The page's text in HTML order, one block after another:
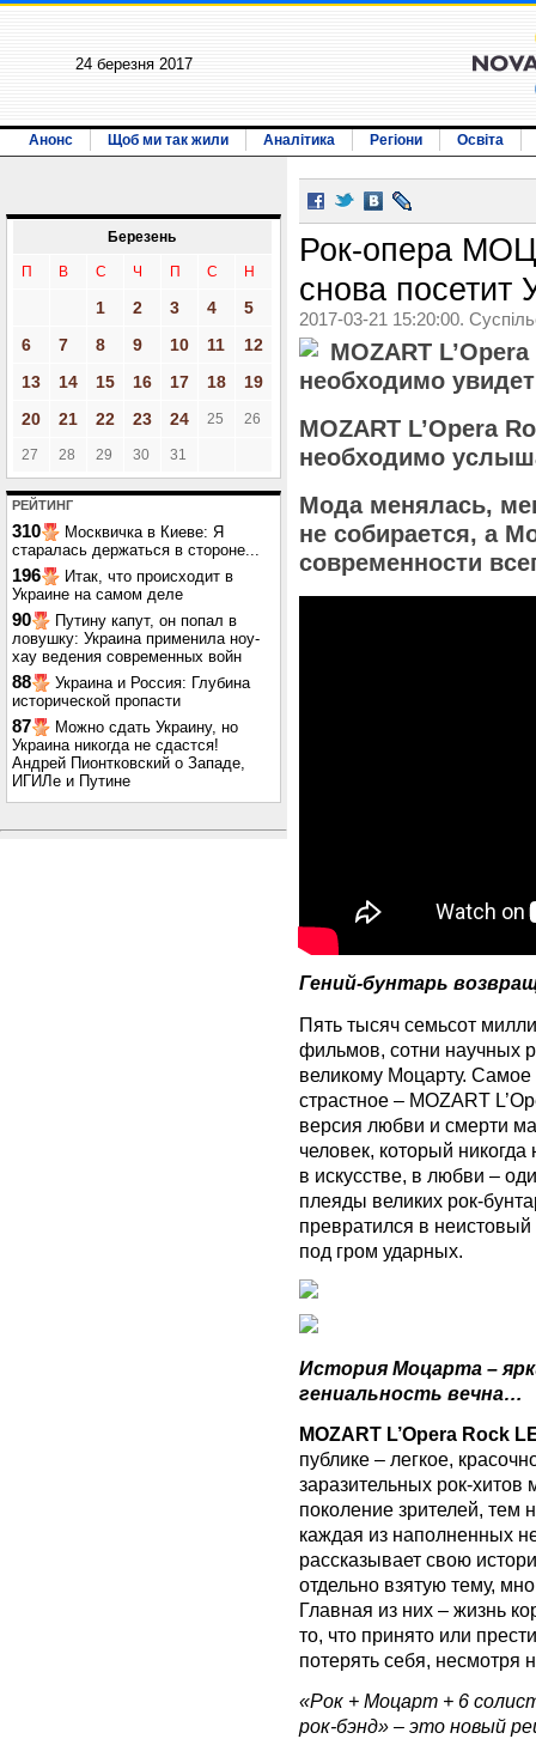
24 березня 2017
Анонс Щоб ми так жили Аналітика Регіони Освіта
Березень
П В С Ч П С Н
1 2 3 4
5
6
7 8 9 10 11
12
13
14 15 16 17 18
19
20
21 22 23 24 25 26
27 28 29 30 31
РЕЙТИНГ
310
Москвичка в Киеве: Я
старалась держаться в стороне...
196
Итак, что происходит в
Украине на самом деле
90
Путину капут, он попал в
ловушку: Украина применила ноу-
хау ведения современных войн
88
Украина и Россия: Глубина
исторической пропасти
87
Можно сдать Украину, но
Украина никогда не сдастся!
Андрей Пионтковский о Западе,
ИГИЛе и Путине
Рок-опера
снова посетит
2017-03-21 15:20:00.
MOZART
необходимо
MOZART L’Opera
необходимо
Мода менялась,
не собирается, а
современности
Гений-бунтарь
Пять тысяч семьсот
фильмов, сотни научных
великому Моцарту.
страстное – MOZART
версия любви и смерти
человек, который
в искусстве, в любви –
плеяды великих рок-
превратился в неистовый
под гром ударных.
История Моцарта –
гениальность вечна…
MOZART L’Opera Rock
публике – легкое,
заразительных рок-
поколение зрителей, тем
каждая из наполненных
рассказывает свою
отдельно взятую тему,
Главная из них – жизнь
то, что принято или
потерять себя, несмотря
«Рок + Моцарт + 6
рок-бэнд» – это новый